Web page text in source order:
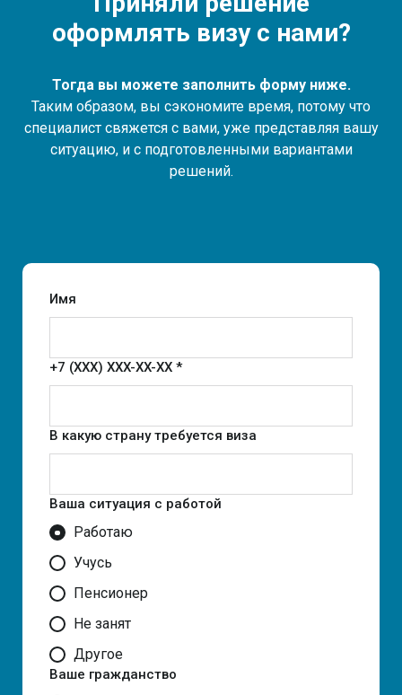
оформлять визу с нами?
Тогда вы можете заполнить форму ниже.
Таким образом, вы сэкономите время, потому что
специалист свяжется с вами, уже представляя вашу
ситуацию, и с подготовленными вариантами
решений.
Имя
+7 (XXX) XXX-XX-XX *
В какую страну требуется виза
Ваша ситуация с работой
Работаю
Учусь
Пенсионер
Не занят
Другое
Ваше гражданство